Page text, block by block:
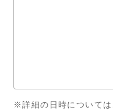
※詳細の日時について